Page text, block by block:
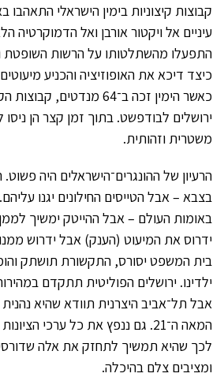
קבוצות קיצוניות בימין הישראלי התאהבו
עיניים אל ויקטור אורבן ואל הדמוקרטיה
התפעלו מהשתלטותו על הרשות השופטת
כיצד דיכא את האופוזיציה והכניע
כאשר הימין זכה ב־64
ירושלים לבודפשט. בתוך זמן קצר הן
משטרית וזהותית.
הרעיון של ההונגרים־הישראלים היה
בצבא – אבל הטייסים החילונים יגנו
באומות העולם – אבל ההייטק ימשיך
ידרוס את המיעוט (הענק) אבל ידרוש
בית המשפט יסורס, התקשורת תושתק
אבל תל־אביב היצרנית תוודא שהיא
המאה ה־21. גם ננפץ את כל ערכי
לכך שהיא תמשיך לתחזק את אלה
ומציבים צלם בהיכלה.